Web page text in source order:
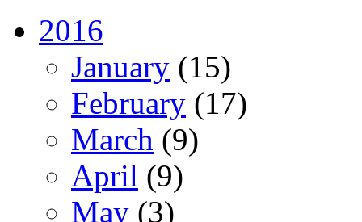
2016
January (15)
February (17)
March (9)
April (9)
May (3)